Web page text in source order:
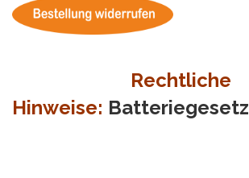
Rechtliche
Hinweise: Batteriegesetz